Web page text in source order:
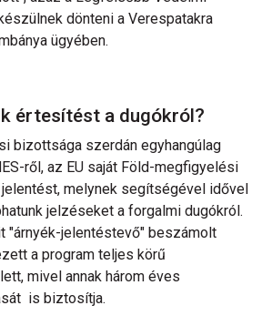
dönteni a Verespatakra
ügyében.
értesítést a dugókról?
bizottsága szerdán egyhangúlag
ről, az EU saját Föld-megfigyelési
melynek segítségével idővel
jelzéseket a forgalmi dugókról.
"árnyék-jelentéstevő" beszámolt
a program teljes körű
mivel annak három éves
is biztosítja.